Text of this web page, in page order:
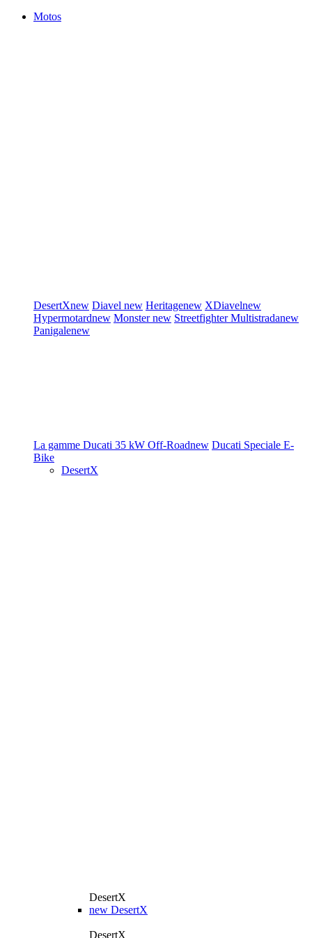
Motos
DesertXnew Diavel new Heritagenew XDiavelnew
Hypermotardnew Monsternew StreetfighterMultistradanew
Panigalenew
La gamme Ducati 35 kW Off-Roadnew Ducati Speciale E-
Bike
DesertX
DesertX
new DesertX
DesertX